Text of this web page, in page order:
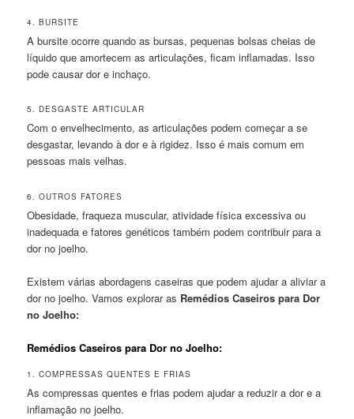
4. BURSITE
A bursite ocorre quando as bursas, pequenas bolsas cheias de
líquido que amortecem as articulações, ficam inflamadas. Isso
pode causar dor e inchaço.
5. DESGASTE ARTICULAR
Com o envelhecimento, as articulações podem começar a se
desgastar, levando à dor e à rigidez. Isso é mais comum em
pessoas mais velhas.
6. OUTROS FATORES
Obesidade, fraqueza muscular, atividade física excessiva ou
inadequada e fatores genéticos também podem contribuir para a
dor no joelho.
Existem várias abordagens caseiras que podem ajudar a aliviar a
dor no joelho. Vamos explorar as Remédios Caseiros para Dor
no Joelho:
Remédios Caseiros para Dor no Joelho:
1. COMPRESSAS QUENTES E FRIAS
As compressas quentes e frias podem ajudar a reduzir a dor e a
inflamação no joelho.